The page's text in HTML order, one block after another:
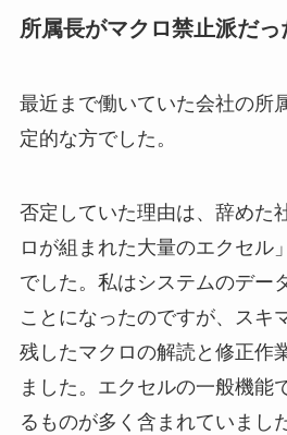
所属長がマクロ禁止派だっ
最近まで働いていた会社の所
定的な方でした。
否定していた理由は、辞めた
ロが組まれた大量のエクセル
でした。私はシステムのデー
ことになったのですが、スキ
残したマクロの解読と修正作
ました。エクセルの一般機能
るものが多く含まれていまし